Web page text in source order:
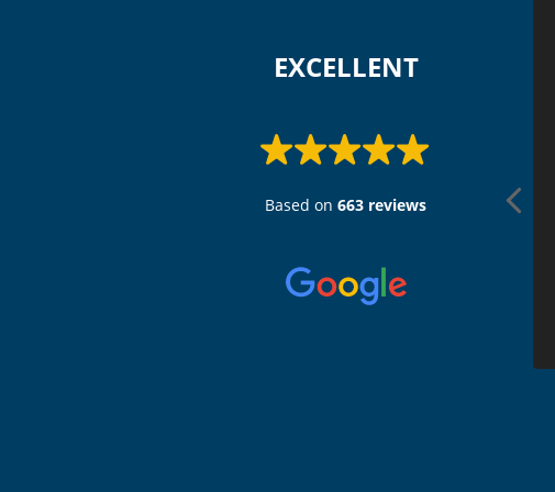
EXCELLENT
Based on 663 reviews